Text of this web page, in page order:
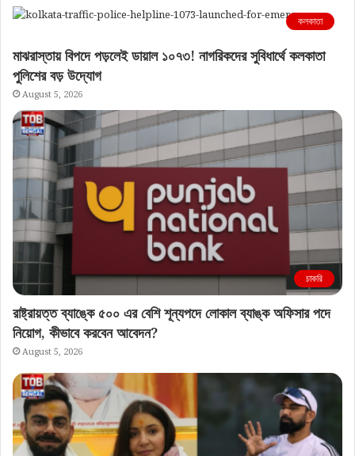
কলকাতা
মাঝরাস্তায় বিপদে পড়লেই ডায়াল ১০৭৩! নাগরিকদের সুবিধার্থে কলকাতা
পুলিশের বড় উদ্যোগ
August 5, 2026
চাকরি
রাষ্ট্রায়ত্ত ব্যাঙ্কে ৫০০ এর বেশি শূন্যপদে লোকাল ব্যাঙ্ক অফিসার পদে
নিয়োগ, কীভাবে করবেন আবেদন?
August 5, 2026